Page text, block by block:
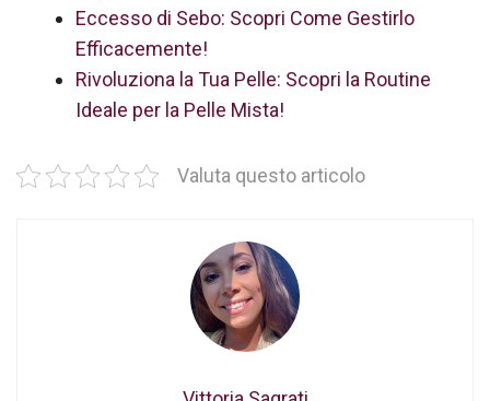
Eccesso di Sebo: Scopri Come Gestirlo
Efficacemente!
Rivoluziona la Tua Pelle: Scopri la Routine
Ideale per la Pelle Mista!
Valuta questo articolo